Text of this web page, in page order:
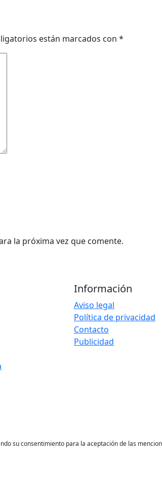
están marcados con *
la próxima vez que comente.
Información
Aviso legal
Política de privacidad
Contacto
Publicidad
su consentimiento para la aceptación de las